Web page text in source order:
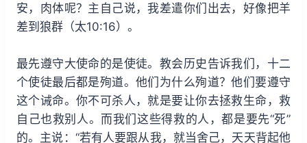
安，肉体呢？主自己说，我差遣你们出去，好像把羊
差到狼群（太10:16）。
最先遵守大使命的是使徒。教会历史告诉我们，十二
个使徒最后都是殉道。他们为什么殉道？他们要遵守
这个诫命。你不可杀人，就是要让你去拯救生命，救
自己也救别人。而我们这些得救的人，都是要先“死”
的。主说：“若有人要跟从我，就当舍己，天天背起他